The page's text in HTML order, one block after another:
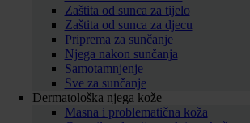
Zaštita od sunca za tijelo
Zaštita od sunca za djecu
Priprema za sunčanje
Njega nakon sunčanja
Samotamnjenje
Sve za sunčanje
Dermatološka njega kože
Masna i problematična koža